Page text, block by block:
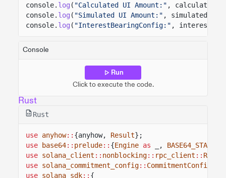
console. log ( "Calculated UI Amount:" ,
console. log ( "Simulated UI Amount:" ,
console. log ( "InterestBearingConfig:" ,
Console
Run
Click to execute the code.
Rust
Rust
use anyhow:: {anyhow, Result};
use
base64:: prelude:: {Engine as _,
use solana_client :: nonblocking:: rpc_client ::
use solana_commitment_config:: CommitmentConfig
use solana_sdk:: {